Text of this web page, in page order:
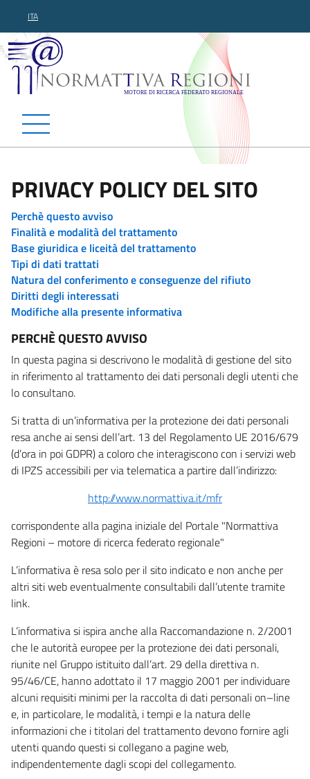
ITA
Normattiva Regioni -
PRIVACY POLICY DEL SITO
Perchè questo avviso
Finalità e modalità del trattamento
Base giuridica e liceità del trattamento
Tipi di dati trattati
Natura del conferimento e conseguenze del rifiuto
Diritti degli interessati
Modifiche alla presente informativa
PERCHÈ QUESTO AVVISO
In questa pagina si descrivono le modalità di gestione del sito
in riferimento al trattamento dei dati personali degli utenti che
lo consultano.
Si tratta di un’informativa per la protezione dei dati personali
resa anche ai sensi dell’art. 13 del Regolamento UE 2016/679
(d’ora in poi GDPR) a coloro che interagiscono con i servizi web
di IPZS accessibili per via telematica a partire dall’indirizzo:
http://www.normattiva.it/mfr
corrispondente alla pagina iniziale del Portale "Normattiva
Regioni – motore di ricerca federato regionale"
L’informativa è resa solo per il sito indicato e non anche per
altri siti web eventualmente consultabili dall’utente tramite
link.
L’informativa si ispira anche alla Raccomandazione n. 2/2001
che le autorità europee per la protezione dei dati personali,
riunite nel Gruppo istituito dall’art. 29 della direttiva n.
95/46/CE, hanno adottato il 17 maggio 2001 per individuare
alcuni requisiti minimi per la raccolta di dati personali on–line
e, in particolare, le modalità, i tempi e la natura delle
informazioni che i titolari del trattamento devono fornire agli
utenti quando questi si collegano a pagine web,
indipendentemente dagli scopi del collegamento.